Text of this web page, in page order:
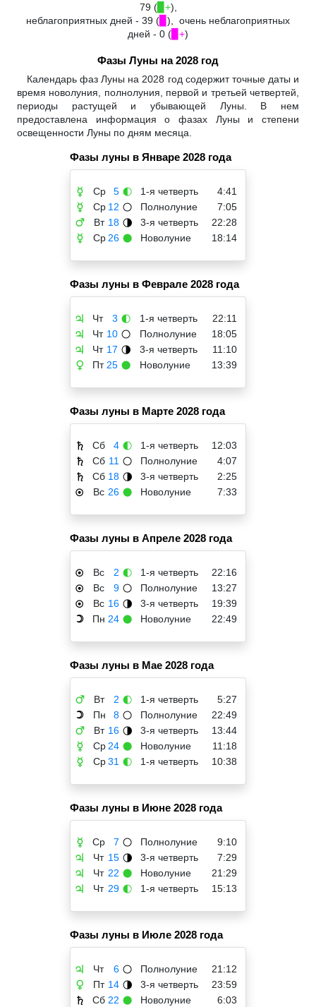
79 (▉+),
неблагоприятных дней - 39 (
), очень неблагоприятных
дней - 0 ( ▉+)
Фазы Луны на 2028 год
Календарь фаз Луны на 2028 год содержит точные даты и
время новолуния, полнолуния, первой и третьей четвертей,
периоды растущей и убывающей Луны. В нем
предоставлена информация о фазах Луны и степени
освещенности Луны по дням месяца.
Фазы луны в Январе 2028 года
☿ Ср 5 🌓 1-я четверть 4:41
☿ Ср 12 🌕 Полнолуние 7:05
♂ Вт 18 🌗 3-я четверть 22:28
☿ Ср 26 🌑 Новолуние 18:14
Фазы луны в Феврале 2028 года
♃ Чт 3 🌓 1-я четверть 22:11
♃ Чт 10 🌕 Полнолуние 18:05
♃ Чт 17 🌗 3-я четверть 11:10
♀ Пт 25 🌑 Новолуние 13:39
Фазы луны в Марте 2028 года
♄ Сб 4 🌓 1-я четверть 12:03
♄ Сб 11 🌕 Полнолуние 4:07
♄ Сб 18 🌗 3-я четверть 2:25
☉ Вс 26 🌑 Новолуние 7:33
Фазы луны в Апреле 2028 года
☉ Вс 2 🌓 1-я четверть 22:16
☉ Вс 9 🌕 Полнолуние 13:27
☉ Вс 16 🌗 3-я четверть 19:39
☽ Пн 24 🌑 Новолуние 22:49
Фазы луны в Мае 2028 года
♂ Вт 2 🌓 1-я четверть 5:27
☽ Пн 8 🌕 Полнолуние 22:49
♂ Вт 16 🌗 3-я четверть 13:44
☿ Ср 24 🌑 Новолуние 11:18
☿ Ср 31 🌓 1-я четверть 10:38
Фазы луны в Июне 2028 года
☿ Ср 7 🌕 Полнолуние 9:10
♃ Чт 15 🌗 3-я четверть 7:29
♃ Чт 22 🌑 Новолуние 21:29
♃ Чт 29 🌓 1-я четверть 15:13
Фазы луны в Июле 2028 года
♃ Чт 6 🌕 Полнолуние 21:12
♀ Пт 14 🌗 3-я четверть 23:59
♄ Сб 22 🌑 Новолуние 6:03